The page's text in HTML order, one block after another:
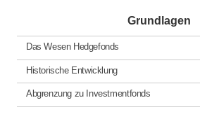
Grundlagen
Das Wesen Hedgefonds
Historische Entwicklung
Abgrenzung zu Investmentfonds